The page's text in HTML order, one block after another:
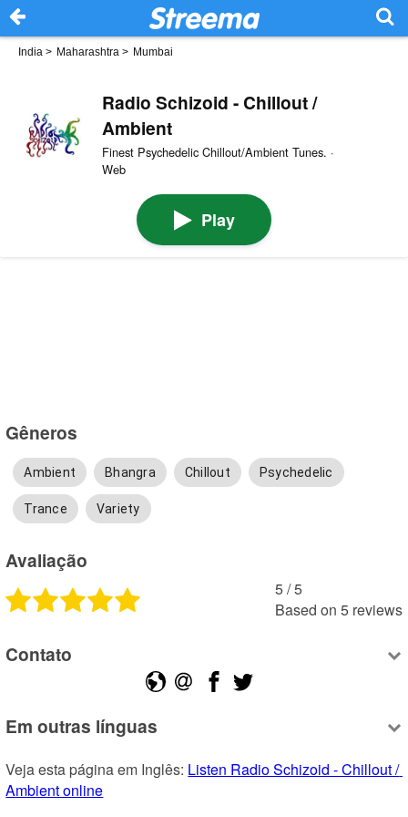
India > Maharashtra > Mumbai
Radio Schizoid - Chillout /
Ambient
Finest Psychedelic Chillout/Ambient Tunes. ·
Web
Play
Gêneros
Ambient Bhangra Chillout Psychedelic
Trance Variety
Avaliação
5 /5
Based on 5 reviews
Contato
Em outras línguas
Veja esta página em Inglês: Listen Radio Schizoid - Chillout /
Ambient online